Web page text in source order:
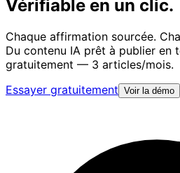
Vérifiable en un clic.
Chaque affirmation sourcée.
Du contenu IA prêt à publier en
gratuitement — 3 articles/mois.
Essayer gratuitement Voir la démo